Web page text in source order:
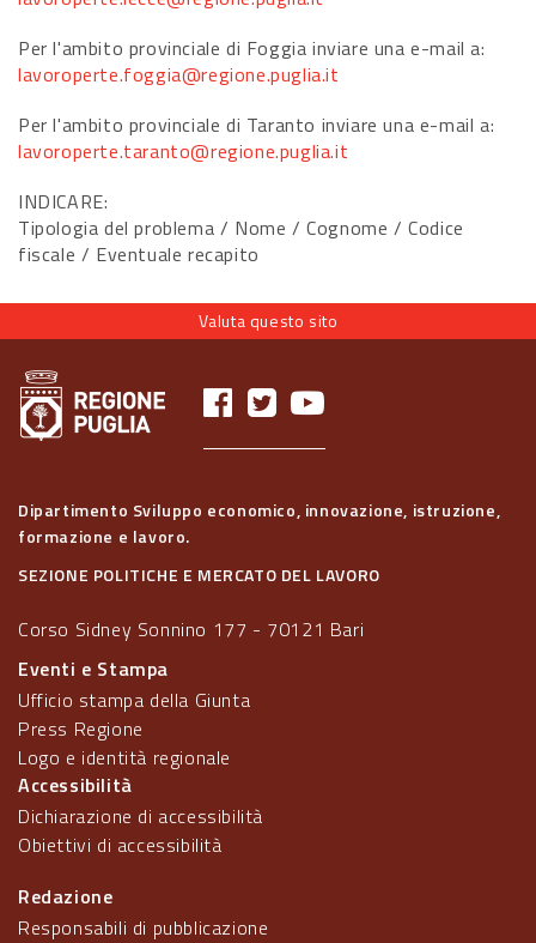
Per l'ambito provinciale di Foggia inviare una e-mail a:
lavoroperte.foggia@regione.puglia.it
Per l'ambito provinciale di Taranto inviare una e-mail a:
lavoroperte.taranto@regione.puglia.it
INDICARE:
Tipologia del problema / Nome / Cognome / Codice
fiscale / Eventuale recapito
Valuta questo sito
Dipartimento Sviluppo economico, innovazione, istruzione,
formazione e lavoro.
SEZIONE POLITICHE E MERCATO DEL LAVORO
Corso Sidney Sonnino 177 - 70121 Bari
Eventi e Stampa
Ufficio stampa della Giunta
Press Regione
Logo e identità regionale
Accessibilità
Dichiarazione di accessibilità
Obiettivi di accessibilità
Redazione
Responsabili di pubblicazione